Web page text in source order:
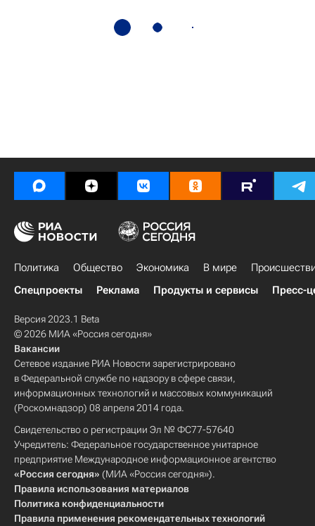
Политика Общество Экономика В мире
Спецпроекты
Реклама Продукты и сервисы Пресс-
Версия 2023.1 Beta
© 2026 МИА «Россия сегодня»
Вакансии
Сетевое издание РИА Новости зарегистрировано
в Федеральной службе по надзору в сфере связи,
информационных технологий и массовых коммуникаций
(Роскомнадзор) 08 апреля 2014 года.
Свидетельство о регистрации Эл № ФС77-57640
Учредитель: Федеральное государственное унитарное
предприятие Международное информационное агентство
«Россия сегодня» (МИА «Россия сегодня»).
Правила использования материалов
Политика конфиденциальности
Правила применения рекомендательных технологий